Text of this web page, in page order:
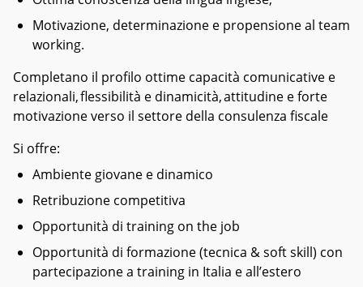
Motivazione, determinazione e propensione al team
working.
Completano il profilo ottime capacità comunicative e
relazionali, flessibilità e dinamicità, attitudine e forte
motivazione verso il settore della consulenza fiscale
Si offre:
Ambiente giovane e dinamico
Retribuzione competitiva
Opportunità di training on the job
Opportunità di formazione (tecnica & soft skill) con
partecipazione a training in Italia e all’estero